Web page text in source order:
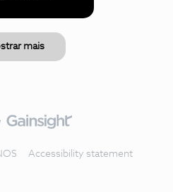
mais
Accessibility statement